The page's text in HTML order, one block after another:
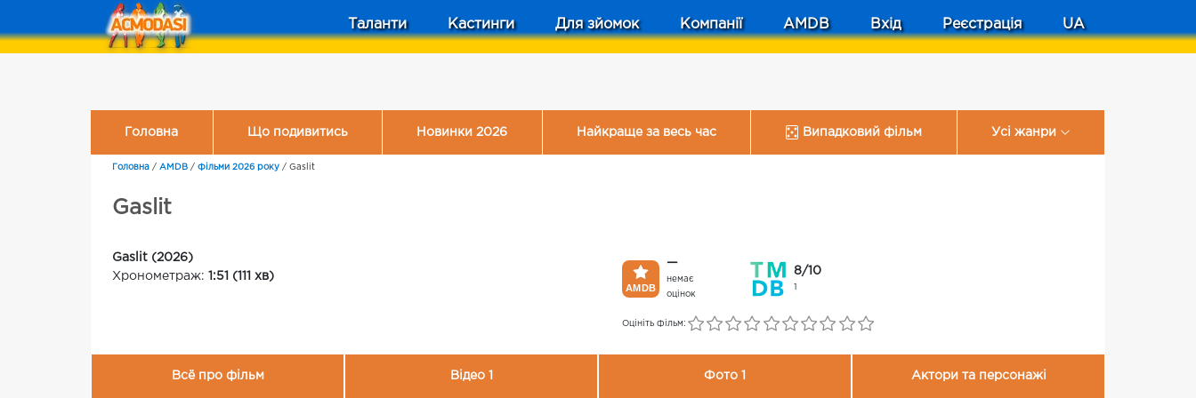
Таланти Кастинги Для зйомок Компанії AMDB Вхід Реєстрація UA
Головна Що подивитись Новинки 2026 Найкраще за весь час Випадковий фільм Усі жанри
Головна / AMDB / Фільми 2026 року / Gaslit
Gaslit
Gaslit (2026)
Хронометраж: 1:51 (111 хв)
—
немає
оцінок
8/10
1
Оцініть фільм:
Всё про фільм Відео 1 Фото 1 Актори та персонажі